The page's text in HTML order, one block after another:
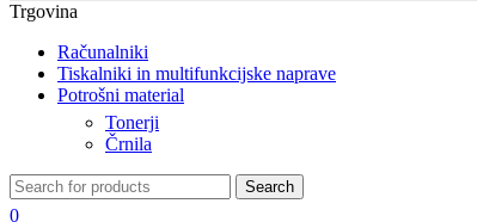
Trgovina
Računalniki
Tiskalniki in multifunkcijske naprave
Potrošni material
Tonerji
Črnila
Search
0